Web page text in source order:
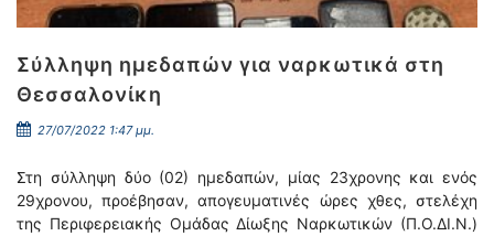
Σύλληψη ημεδαπών για ναρκωτικά στη
Θεσσαλονίκη
27/07/2022 1:47 μμ.
Στη σύλληψη δύο (02) ημεδαπών, μίας 23χρονης και ενός
29χρονου, προέβησαν, απογευματινές ώρες χθες, στελέχη
της Περιφερειακής Ομάδας Δίωξης Ναρκωτικών (Π.Ο.ΔΙ.Ν.)